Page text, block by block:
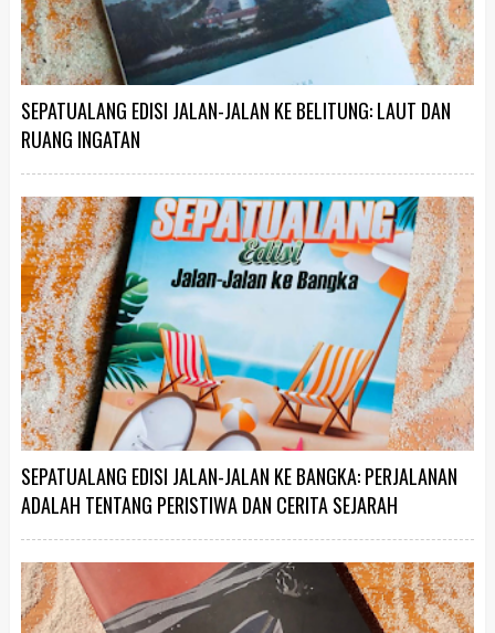
SEPATUALANG EDISI JALAN-JALAN KE BELITUNG: LAUT DAN
RUANG INGATAN
SEPATUALANG EDISI JALAN-JALAN KE BANGKA: PERJALANAN
ADALAH TENTANG PERISTIWA DAN CERITA SEJARAH